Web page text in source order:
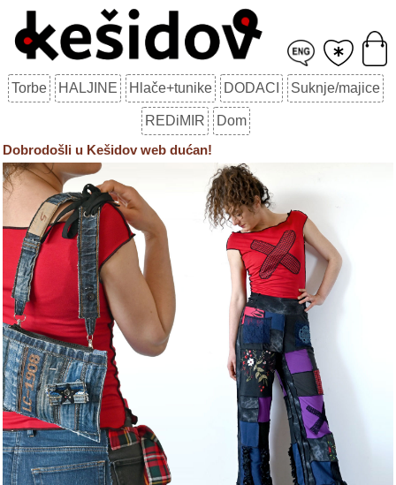
Torbe HALJINE Hlače+tunike DODACI Suknje/majice
REDiMIR Dom
Dobrodošli u Kešidov web dućan!